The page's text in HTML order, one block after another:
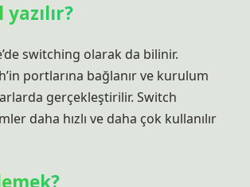
yazılır?
switching olarak da bilinir.
portlarına bağlanır ve kurulum
gerçekleştirilir. Switch
daha hızlı ve daha çok kullanılır